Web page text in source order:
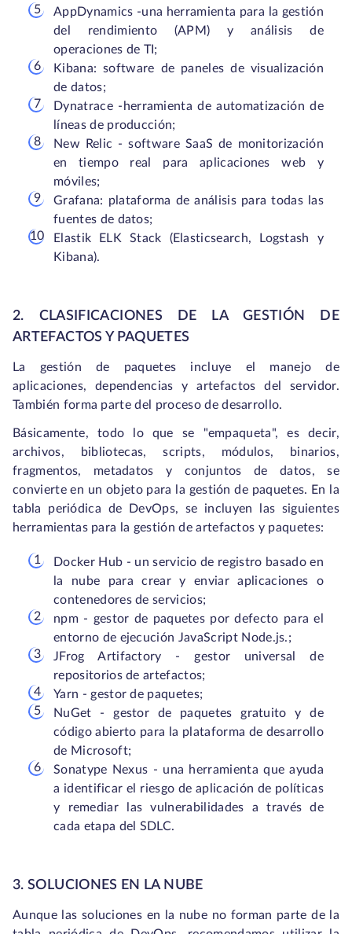
AppDynamics -una herramienta para la gestión
del rendimiento (APM) y análisis de
operaciones de TI;
Kibana: software de paneles de visualización
de datos;
Dynatrace -herramienta de automatización de
líneas de producción;
New Relic - software SaaS de monitorización
en tiempo real para aplicaciones web y
móviles;
Grafana: plataforma de análisis para todas las
fuentes de datos;
Elastik ELK Stack (Elasticsearch, Logstash y
Kibana).
2. CLASIFICACIONES DE LA GESTIÓN DE
ARTEFACTOS Y PAQUETES
La gestión de paquetes incluye el manejo de
aplicaciones, dependencias y artefactos del servidor.
También forma parte del proceso de desarrollo.
Básicamente, todo lo que se "empaqueta", es decir,
archivos, bibliotecas, scripts, módulos, binarios,
fragmentos, metadatos y conjuntos de datos, se
convierte en un objeto para la gestión de paquetes. En la
tabla periódica de DevOps, se incluyen las siguientes
herramientas para la gestión de artefactos y paquetes:
Docker Hub - un servicio de registro basado en
la nube para crear y enviar aplicaciones o
contenedores de servicios;
npm - gestor de paquetes por defecto para el
entorno de ejecución JavaScript Node.js.;
JFrog Artifactory - gestor universal de
repositorios de artefactos;
Yarn - gestor de paquetes;
NuGet - gestor de paquetes gratuito y de
código abierto para la plataforma de desarrollo
de Microsoft;
Sonatype Nexus - una herramienta que ayuda
a identificar el riesgo de aplicación de políticas
y remediar las vulnerabilidades a través de
cada etapa del SDLC.
3. SOLUCIONES EN LA NUBE
Aunque las soluciones en la nube no forman parte de la